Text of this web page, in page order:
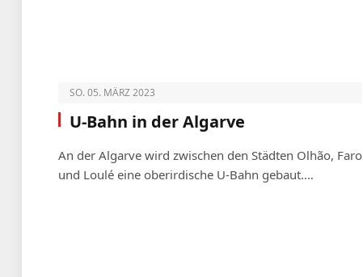
SO. 05. MÄRZ 2023
U-Bahn in der Algarve
An der Algarve wird zwischen den Städten Olhão, Faro
und Loulé eine oberirdische U-Bahn gebaut.…